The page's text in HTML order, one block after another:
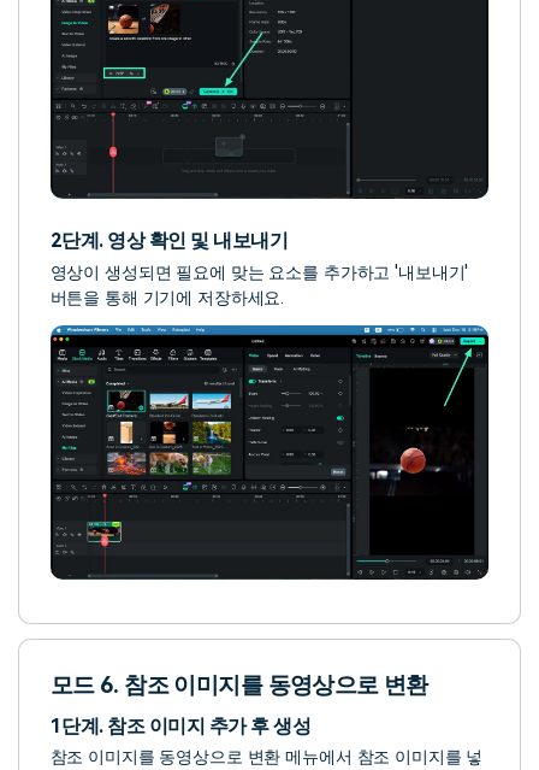
2단계. 영상 확인 및 내보내기
영상이 생성되면 필요에 맞는 요소를 추가하고 '내보내기'
버튼을 통해 기기에 저장하세요.
모드 6. 참조 이미지를 동영상으로 변환
1단계. 참조 이미지 추가 후 생성
참조 이미지를 동영상으로 변환 메뉴에서 참조 이미지를 넣